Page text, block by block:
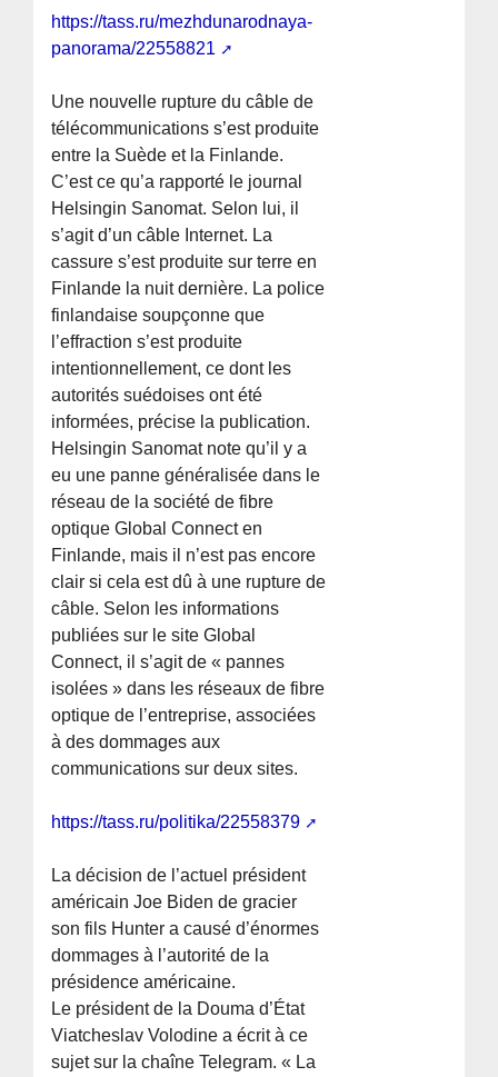
https://tass.ru/mezhdunarodnaya-
panorama/22558821
Une nouvelle rupture du câble de
télécommunications s’est produite
entre la Suède et la Finlande.
C’est ce qu’a rapporté le journal
Helsingin Sanomat. Selon lui, il
s’agit d’un câble Internet. La
cassure s’est produite sur terre en
Finlande la nuit dernière. La police
finlandaise soupçonne que
l’effraction s’est produite
intentionnellement, ce dont les
autorités suédoises ont été
informées, précise la publication.
Helsingin Sanomat note qu’il y a
eu une panne généralisée dans le
réseau de la société de fibre
optique Global Connect en
Finlande, mais il n’est pas encore
clair si cela est dû à une rupture de
câble. Selon les informations
publiées sur le site Global
Connect, il s’agit de « pannes
isolées » dans les réseaux de fibre
optique de l’entreprise, associées
à des dommages aux
communications sur deux sites.
https://tass.ru/politika/22558379
La décision de l’actuel président
américain Joe Biden de gracier
son fils Hunter a causé d’énormes
dommages à l’autorité de la
présidence américaine.
Le président de la Douma d’État
Viatcheslav Volodine a écrit à ce
sujet sur la chaîne Telegram. « La